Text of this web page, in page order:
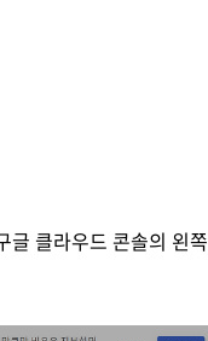
글 클라우드 콘솔의 왼쪽